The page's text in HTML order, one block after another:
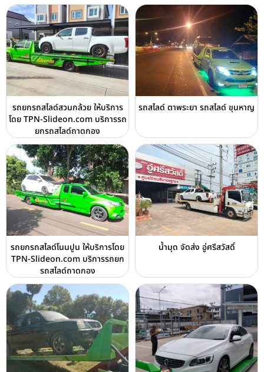
รถยกรถสไลด์สวนกล้วย ให้บริการ
โดย TPN-Slideon.com บริการรถ
ยกรถสไลด์ถาดกอง
รถสไลด์ ตาพระยา รถสไลด์ ขุนหาญ
รถยกรถสไลด์โนนปูน ให้บริการโดย
TPN-Slideon.com บริการรถยก
รถสไลด์ถาดกอง
น้ำมุด จัดส่ง อู่ศรีสวัสดิ์